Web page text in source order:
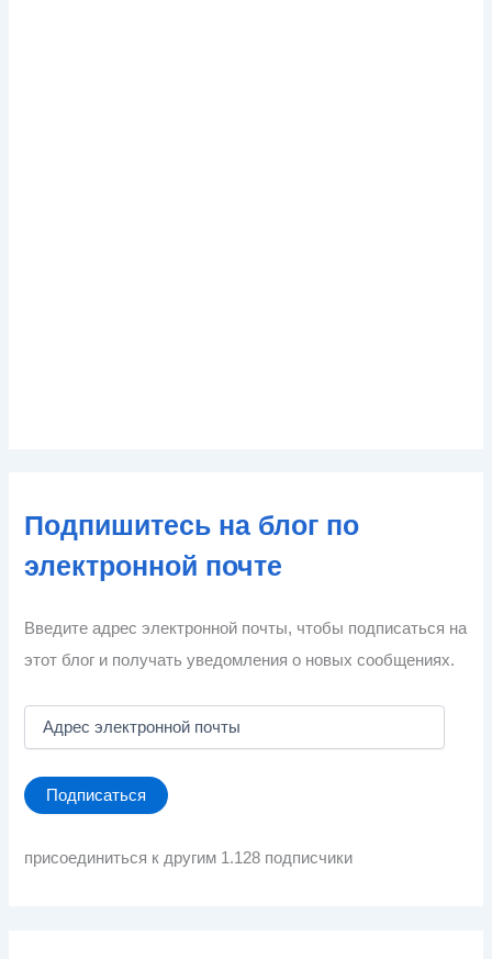
Подпишитесь на блог по
электронной почте
Введите адрес электронной почты, чтобы подписаться на
этот блог и получать уведомления о новых сообщениях.
е
с
е
Подписаться
присоединиться к другим 1.128 подписчики